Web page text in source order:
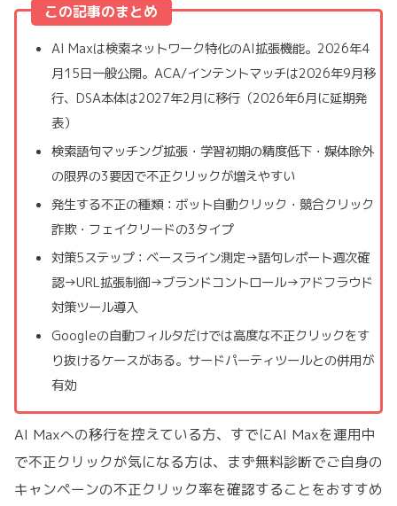
この記事のまとめ
AI Maxは検索ネットワーク特化のAI拡張機能。2026年4
月15日一般公開。ACA/インテントマッチは2026年9月移
行、DSA本体は2027年2月に移行（2026年6月に延期発
表）
検索語句マッチング拡張・学習初期の精度低下・媒体除外
の限界の3要因で不正クリックが増えやすい
発生する不正の種類：ボット自動クリック・競合クリック
詐欺・フェイクリードの3タイプ
対策5ステップ：ベースライン測定→語句レポート週次確
認→URL拡張制御→ブランドコントロール→アドフラウド
対策ツール導入
Googleの自動フィルタだけでは高度な不正クリックをす
り抜けるケースがある。サードパーティツールとの併用が
有効
AI Maxへの移行を控えている方、すでにAI Maxを運用中
で不正クリックが気になる方は、まず無料診断でご自身の
キャンペーンの不正クリック率を確認することをおすすめ